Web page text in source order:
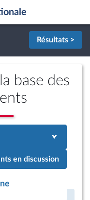
Résultats >
base des
en discussion